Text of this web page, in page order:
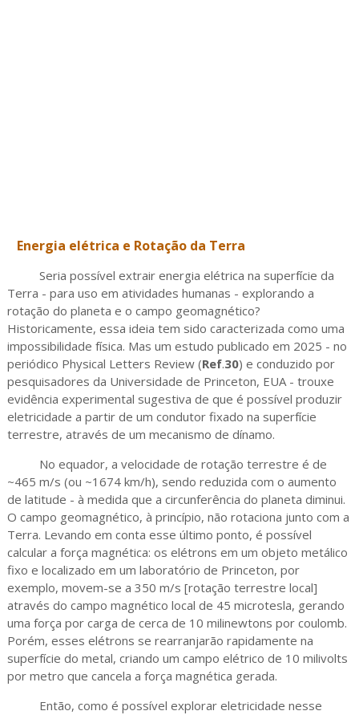
Energia elétrica e Rotação da Terra
Seria possível extrair energia elétrica na superfície da
Terra - para uso em atividades humanas - explorando a
rotação do planeta e o campo geomagnético?
Historicamente, essa ideia tem sido caracterizada como uma
impossibilidade física. Mas um estudo publicado em 2025 - no
periódico Physical Letters Review (Ref.30) e conduzido por
pesquisadores da Universidade de Princeton, EUA - trouxe
evidência experimental sugestiva de que é possível produzir
eletricidade a partir de um condutor fixado na superfície
terrestre, através de um mecanismo de dínamo.
No equador, a velocidade de rotação terrestre é de
~465 m/s (ou ~1674 km/h), sendo reduzida com o aumento
de latitude - à medida que a circunferência do planeta diminui.
O campo geomagnético, à princípio, não rotaciona junto com a
Terra. Levando em conta esse último ponto, é possível
calcular a força magnética: os elétrons em um objeto metálico
fixo e localizado em um laboratório de Princeton, por
exemplo, movem-se a 350 m/s [rotação terrestre local]
através do campo magnético local de 45 microtesla, gerando
uma força por carga de cerca de 10 milinewtons por coulomb.
Porém, esses elétrons se rearranjarão rapidamente na
superfície do metal, criando um campo elétrico de 10 milivolts
por metro que cancela a força magnética gerada.
Então, como é possível explorar eletricidade nesse